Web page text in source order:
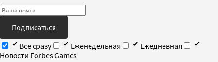
Подписаться
Все сразу
Еженедельная
Ежедневная
Новости Forbes Games